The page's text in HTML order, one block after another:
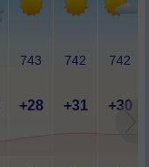
743 742 742
+28 +31 +30